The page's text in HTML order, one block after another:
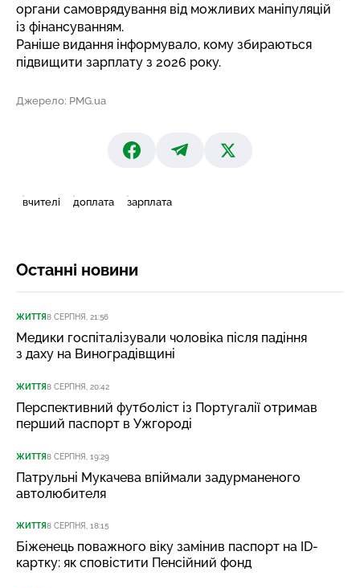
органи самоврядування від можливих маніпуляцій
із фінансуванням.
Раніше видання інформувало, кому збираються
підвищити зарплату з 2026 року.
Джерело: PMG.ua
вчителі доплата зарплата
Останні новини
ЖИТТЯ8 СЕРПНЯ, 21:56
Медики госпіталізували чоловіка після падіння
з даху на Виноградівщині
ЖИТТЯ8 СЕРПНЯ, 20:42
Перспективний футболіст із Португалії отримав
перший паспорт в Ужгороді
ЖИТТЯ8 СЕРПНЯ, 19:29
Патрульні Мукачева впіймали задурманеного
автолюбителя
ЖИТТЯ8 СЕРПНЯ, 18:15
Біженець поважного віку замінив паспорт на ID-
картку: як сповістити Пенсійний фонд